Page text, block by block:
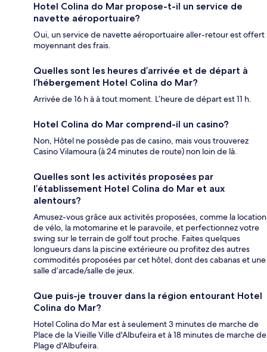
Hotel Colina do Mar propose-t-il un service de
navette aéroportuaire?
Oui, un service de navette aéroportuaire aller-retour est offert
moyennant des frais.
Quelles sont les heures d’arrivée et de départ à
l’hébergement Hotel Colina do Mar?
Arrivée de 16 h à à tout moment. L’heure de départ est 11 h.
Hotel Colina do Mar comprend-il un casino?
Non, Hôtel ne possède pas de casino, mais vous trouverez
Casino Vilamoura (à 24 minutes de route) non loin de là.
Quelles sont les activités proposées par
l’établissement Hotel Colina do Mar et aux
alentours?
Amusez-vous grâce aux activités proposées, comme la location
de vélo, la motomarine et le paravoile, et perfectionnez votre
swing sur le terrain de golf tout proche. Faites quelques
longueurs dans la piscine extérieure ou profitez des autres
commodités proposées par cet hôtel, dont des cabanas et une
salle d’arcade/salle de jeux.
Que puis-je trouver dans la région entourant Hotel
Colina do Mar?
Hotel Colina do Mar est à seulement 3 minutes de marche de
Place de la Vieille Ville d'Albufeira et à 18 minutes de marche de
Plage d'Albufeira.